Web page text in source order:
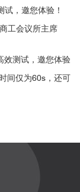
，邀您体验！
工会议所主席
效测试，邀您体验
间仅为60s，还可